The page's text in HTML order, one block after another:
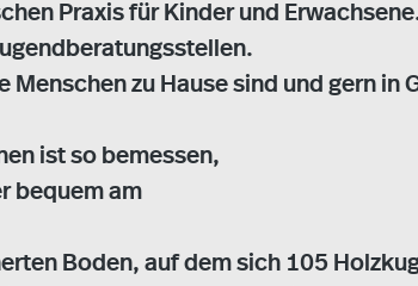
Praxis für Kinder und
Menschen zu Hause sind und gern in
ist so bemessen,
bequem am
Boden, auf dem sich 105